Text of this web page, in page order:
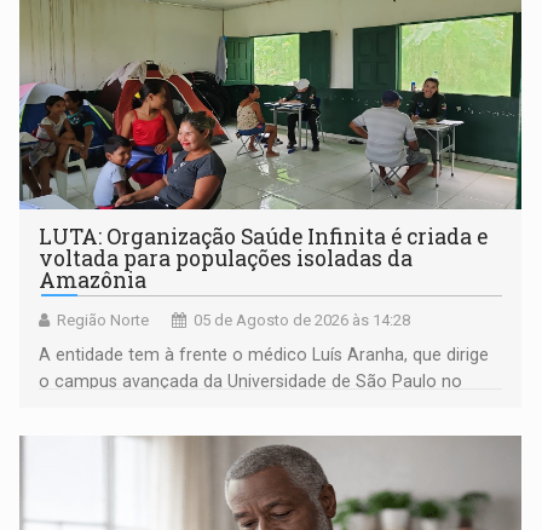
LUTA: Organização Saúde Infinita é criada e
voltada para populações isoladas da
Amazônia
Região Norte 05 de Agosto de 2026 às 14:28
A entidade tem à frente o médico Luís Aranha, que dirige
o campus avançada da Universidade de São Paulo no